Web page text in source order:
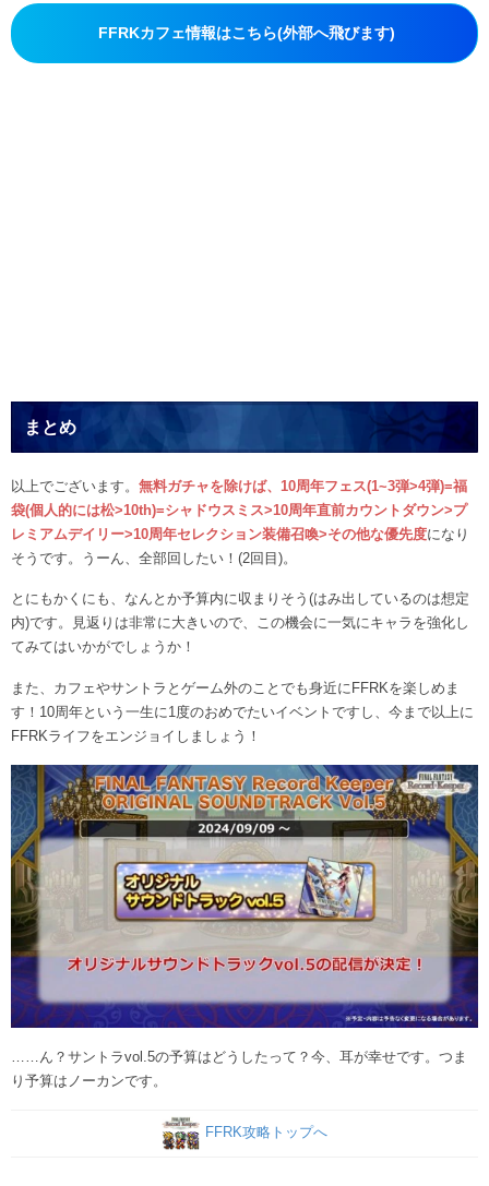
FFRKカフェ情報はこちら(外部へ飛びます)
まとめ
以上でございます。 無料ガチャを除けば、10周年フェス(1~3弾>4弾)=福
袋(個人的には松>10th)=シャドウスミス>10周年直前カウントダウン>プ
レミアムデイリー>10周年セレクション装備召喚>その他な優先度になり
そうです。うーん、全部回したい！(2回目)。
とにもかくにも、なんとか予算内に収まりそう(はみ出しているのは想定
内)です。見返りは非常に大きいので、この機会に一気にキャラを強化し
てみてはいかがでしょうか！
また、カフェやサントラとゲーム外のことでも身近にFFRKを楽しめま
す！10周年という一生に1度のおめでたいイベントですし、今まで以上に
FFRKライフをエンジョイしましょう！
……ん？サントラvol.5の予算はどうしたって？今、耳が幸せです。つま
り予算はノーカンです。
FFRK攻略トップへ